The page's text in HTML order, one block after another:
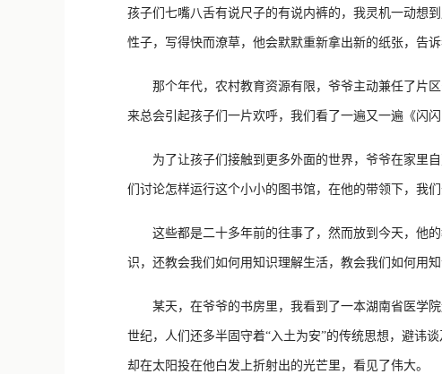
孩子们七嘴八舌有说尺子的有说内裤的，我灵机一动想
性子，写得快而潦草，他会默默重新拿出新的纸张，告
那个年代，农村教育资源有限，爷爷主动兼任了片区
来总会引起孩子们一片欢呼，我们看了一遍又一遍《闪
为了让孩子们接触到更多外面的世界，爷爷在家里自
们讨论怎样运行这个小小的图书馆，在他的带领下，我
这些都是二十多年前的往事了，然而放到今天，他的
识，还教会我们如何用知识理解生活，教会我们如何用
某天，在爷爷的书房里，我看到了一本湖南省医学院
世纪，人们还多半固守着“入土为安”的传统思想，避讳
却在太阳投在他白发上折射出的光芒里，看见了伟大。